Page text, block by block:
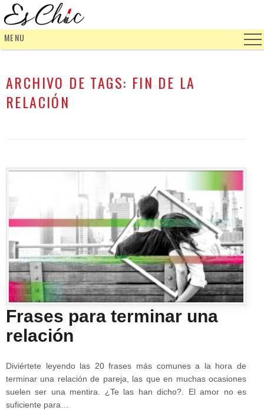
MENU
ARCHIVO DE TAGS: FIN DE LA
RELACIÓN
Frases para terminar una
relación
Diviértete leyendo las 20 frases más comunes a la hora de
terminar una relación de pareja, las que en muchas ocasiones
suelen ser una mentira. ¿Te las han dicho?. El amor no es
suficiente para…